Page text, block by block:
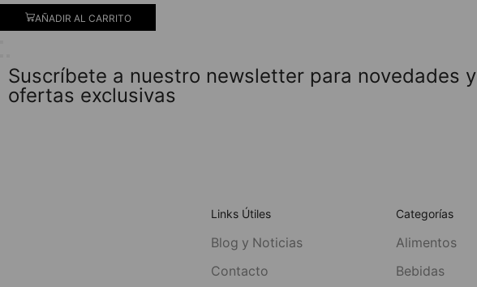
AÑADIR AL CARRITO
Suscríbete a nuestro newsletter para novedades y
ofertas exclusivas
Links Útiles
Blog y Noticias
Contacto
Categorías
Alimentos
Bebidas